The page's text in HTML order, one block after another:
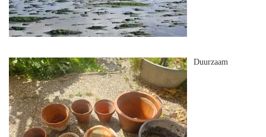
Duurzaam